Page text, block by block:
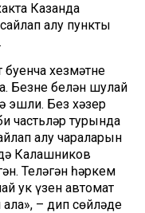
Казанда
алу пункты
хезмәтнең
Безнең белән шулай
эшли. Без хәзер
частьләр турында
алу чараларын
Калашников
Теләгән һәркем
ук үзен автомат
– дип сөйләде